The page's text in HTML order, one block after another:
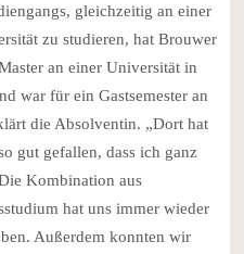
gleichzeitig an einer
zu studieren, hat Brouwer
an einer Universität in
war für ein Gastsemester an
die Absolventin. „Dort hat
gut gefallen, dass ich ganz
Kombination aus
hat uns immer wieder
Außerdem konnten wir